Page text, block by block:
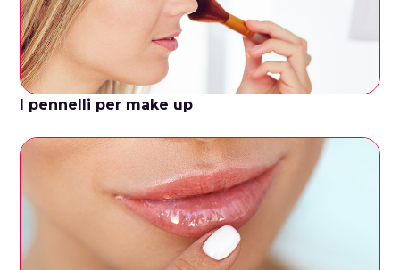
I pennelli per make up